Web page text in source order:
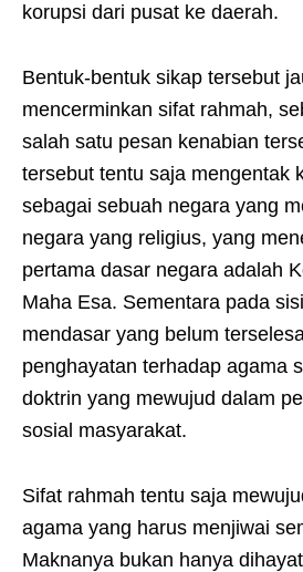
korupsi dari pusat ke daerah.
Bentuk-bentuk sikap tersebut
mencerminkan sifat rahmah,
salah satu pesan kenabian
tersebut tentu saja mengentak
sebagai sebuah negara yang
negara yang religius, yang
pertama dasar negara adalah
Maha Esa. Sementara pada
mendasar yang belum
penghayatan terhadap agama
doktrin yang mewujud dalam
sosial masyarakat.
Sifat rahmah tentu saja
agama yang harus menjiwai
Maknanya bukan hanya